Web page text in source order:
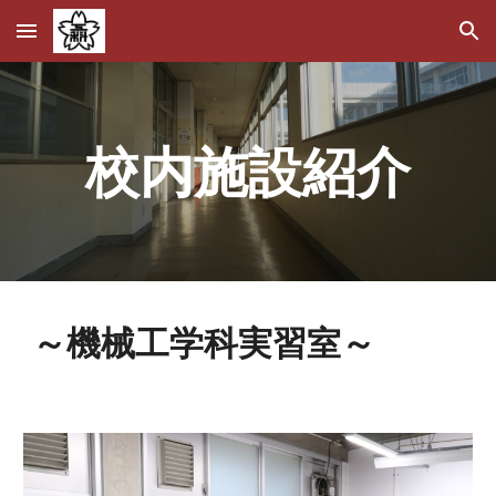
Skip to main content Skip to navigation
校内施設紹介
～機械工学科実習室～